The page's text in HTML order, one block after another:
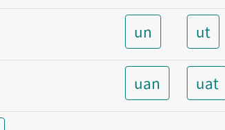
un ut
uan uat